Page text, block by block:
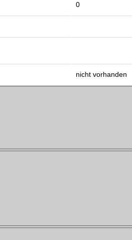
0
nicht vorhanden